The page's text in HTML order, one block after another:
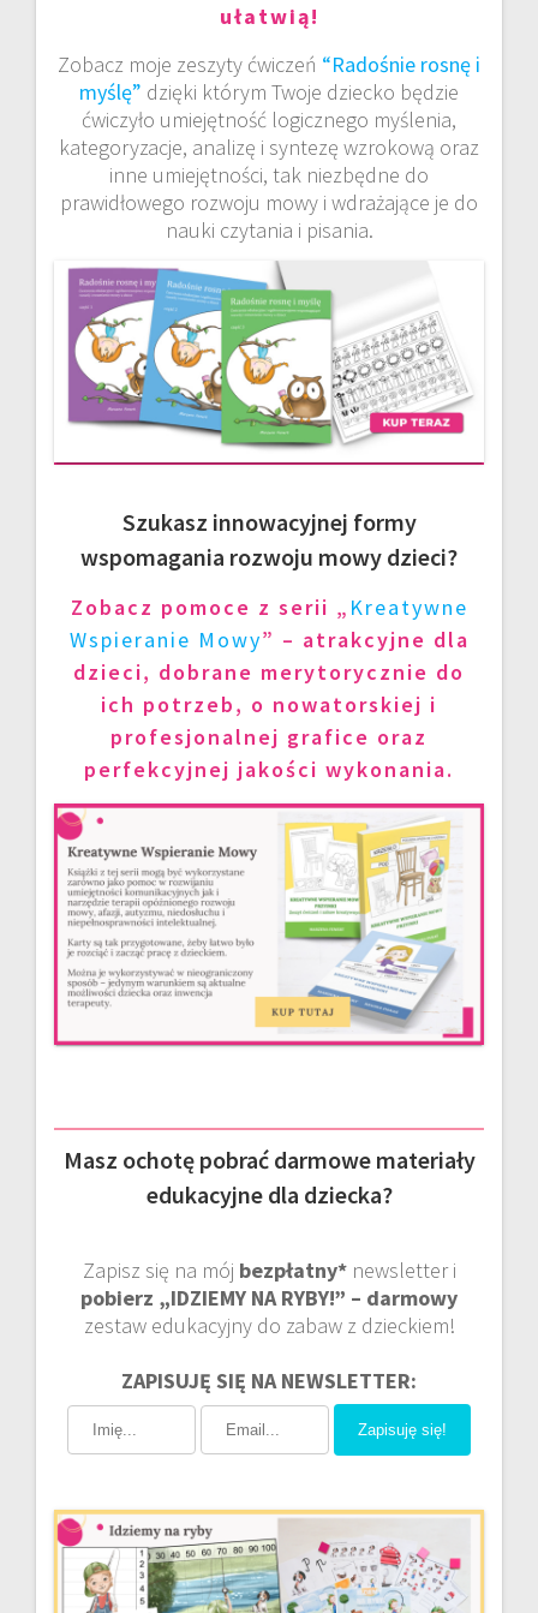
ułatwią!
Zobacz moje zeszyty ćwiczeń “Radośnie rosnę i
myślę” dzięki którym Twoje dziecko będzie
ćwiczyło umiejętność logicznego myślenia,
kategoryzacje, analizę i syntezę wzrokową oraz
inne umiejętności, tak niezbędne do
prawidłowego rozwoju mowy i wdrażające je do
nauki czytania i pisania.
Szukasz innowacyjnej formy
wspomagania rozwoju mowy dzieci?
Zobacz pomoce z serii „ Kreatywne
Wspieranie Mowy” – atrakcyjne dla
dzieci, dobrane merytorycznie do
ich potrzeb, o nowatorskiej i
profesjonalnej grafice oraz
perfekcyjnej jakości wykonania.
Masz ochotę pobrać darmowe materiały
edukacyjne dla dziecka?
Zapisz się na mój bezpłatny*newsletter i
pobierz „IDZIEMY NA RYBY!” – darmowy
zestaw edukacyjny do zabaw z dzieckiem!
ZAPISUJĘ SIĘ NA NEWSLETTER:
Zapisuję się!